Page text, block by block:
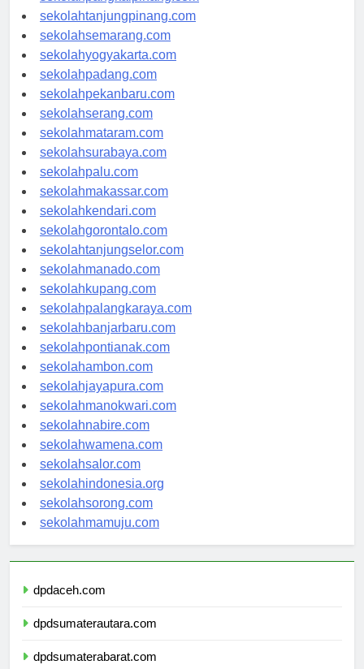
sekolahpangkalpinang.com
sekolahtanjungpinang.com
sekolahsemarang.com
sekolahyogyakarta.com
sekolahpadang.com
sekolahpekanbaru.com
sekolahserang.com
sekolahmataram.com
sekolahsurabaya.com
sekolahpalu.com
sekolahmakassar.com
sekolahkendari.com
sekolahgorontalo.com
sekolahtanjungselor.com
sekolahmanado.com
sekolahkupang.com
sekolahpalangkaraya.com
sekolahbanjarbaru.com
sekolahpontianak.com
sekolahambon.com
sekolahjayapura.com
sekolahmanokwari.com
sekolahnabire.com
sekolahwamena.com
sekolahsalor.com
sekolahindonesia.org
sekolahsorong.com